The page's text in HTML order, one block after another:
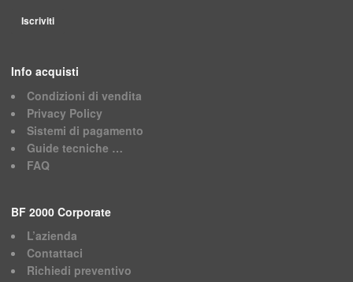
Info acquisti
Condizioni di vendita
Privacy Policy
Sistemi di pagamento
Guide tecniche …
FAQ
BF 2000 Corporate
L’azienda
Contattaci
Richiedi preventivo